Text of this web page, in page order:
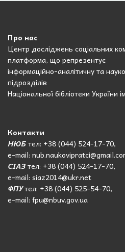
Про нас
Центр досліджень соціальних
платформа, що репрезентує
інформаційно-аналітичну та
підрозділів
Національної бібліотеки України
Контакти
НЮБтел: +38 (044) 524-17-70,
e-mail:
СІАЗтел: +38 (044) 524-17-70,
e-mail: siaz2014@ukr.net
ФПУтел: +38 (044) 525-54-70,
e-mail: fpu@nbuv.gov.ua